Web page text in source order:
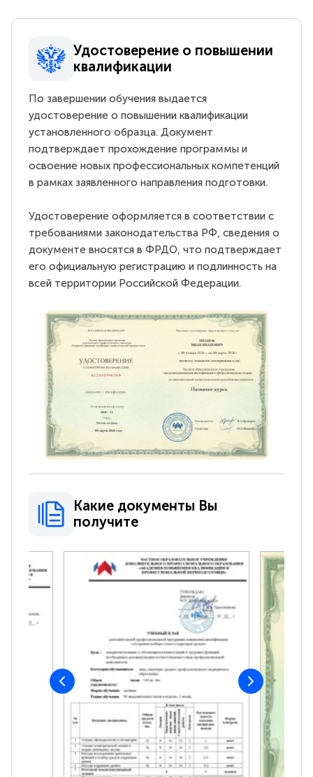
Удостоверение о повышении
квалификации
По завершении обучения выдается
удостоверение о повышении квалификации
установленного образца. Документ
подтверждает прохождение программы и
освоение новых профессиональных компетенций
в рамках заявленного направления подготовки.
Удостоверение оформляется в соответствии с
требованиями законодательства РФ, сведения о
документе вносятся в ФРДО, что подтверждает
его официальную регистрацию и подлинность на
всей территории Российской Федерации.
Какие документы Вы
получите